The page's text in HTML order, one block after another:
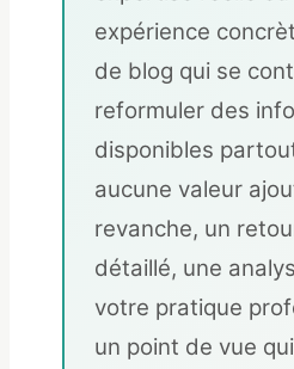
expérience
de blog qui se
reformuler des
disponibles
aucune valeur
revanche, un
détaillé, une
votre pratique
un point de vue